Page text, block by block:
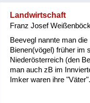
Landwirtschaft
Franz Josef Weißenböck
Beevegl nannte man die
Bienen(vögel) früher im
Niederösterreich (den
man auch zB im
Imker waren ihre